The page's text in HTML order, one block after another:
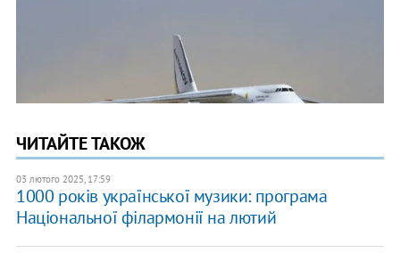
ЧИТАЙТЕ ТАКОЖ
03 лютого 2025, 17:59
1000 років української музики: програма
Національної філармонії на лютий